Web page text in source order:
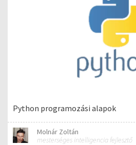
Python programozási alapok
Molnár Zoltán
mesterséges intelligencia fejlesztő